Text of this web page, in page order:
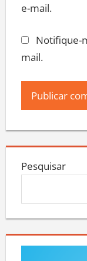
e-mail.
Notifique-
mail.
Pesquisar